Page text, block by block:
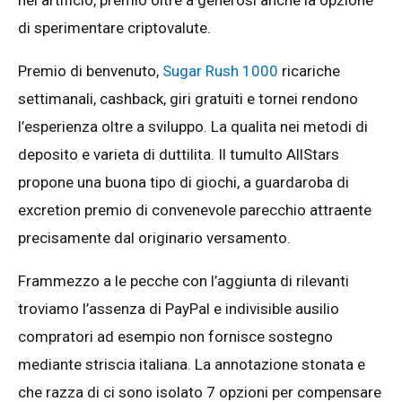
di sperimentare criptovalute.
Premio di benvenuto, Sugar Rush 1000 ricariche
settimanali, cashback, giri gratuiti e tornei rendono
l’esperienza oltre a sviluppo. La qualita nei metodi di
deposito e varieta di duttilita. Il tumulto AllStars
propone una buona tipo di giochi, a guardaroba di
excretion premio di convenevole parecchio attraente
precisamente dal originario versamento.
Frammezzo a le pecche con l’aggiunta di rilevanti
troviamo l’assenza di PayPal e indivisible ausilio
compratori ad esempio non fornisce sostegno
mediante striscia italiana. La annotazione stonata e
che razza di ci sono isolato 7 opzioni per compensare